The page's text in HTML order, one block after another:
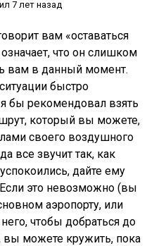
7 лет назад
вам «оставаться
что он слишком
вам в данный момент.
быстро
бы рекомендовал взять
который вы можете,
своего воздушного
все звучит так, как
дайте ему
это невозможно (вы
аэропорту, или
чтобы добраться до
вы можете кружить, пока